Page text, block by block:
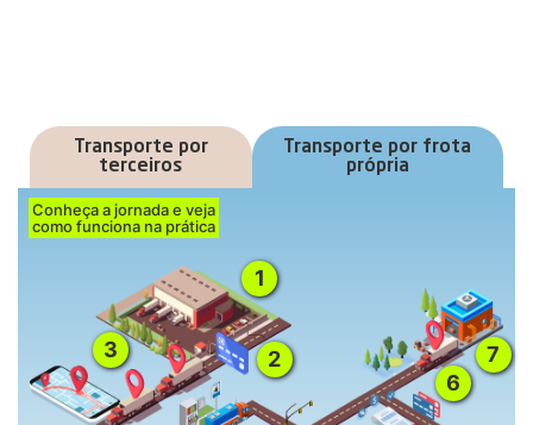
Transporte por
terceiros
Transporte por frota
própria
Conheça a jornada e veja
como funciona na prática
1
2
3
6
7